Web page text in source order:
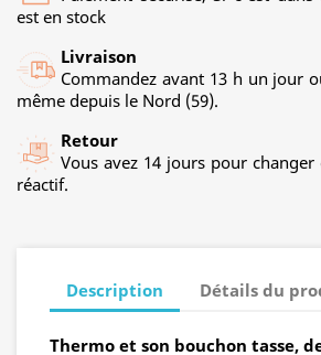
est en stock
Livraison
Commandez avant 13 h un jour
même depuis le Nord (59).
Retour
Vous avez 14 jours pour changer
réactif.
Description Détails du
Thermo et son bouchon tasse,